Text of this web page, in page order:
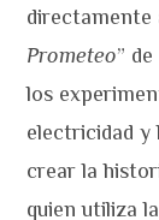
directamente
Prometeo”
los
electricidad y
crear la
quien utiliza